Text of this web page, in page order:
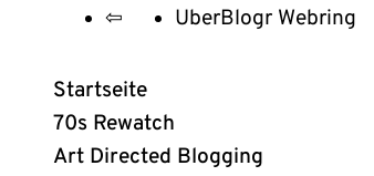
UberBlogr
Webring
Links
⇦ UberBlogr Webring
Startseite
70s Rewatch
Art Directed Blogging